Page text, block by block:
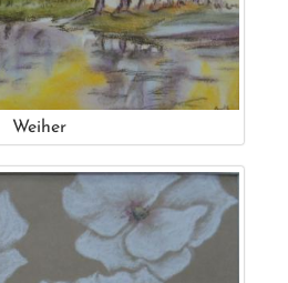
Weiher